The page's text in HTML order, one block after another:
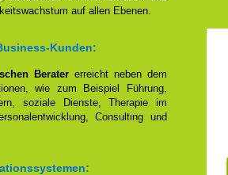
auf allen Ebenen.
Kunden:
Berater erreicht neben dem
wie zum Beispiel Führung,
soziale Dienste, Therapie im
Consulting und